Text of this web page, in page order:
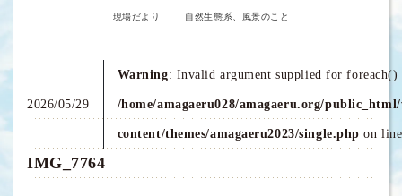
現場だより 自然生態系、風景のこと
2026/05/29
Warning: Invalid argument supplied for foreach()
/home/amagaeru028/amagaeru.org/
content/themes/amagaeru2023/single.php on
IMG_7764